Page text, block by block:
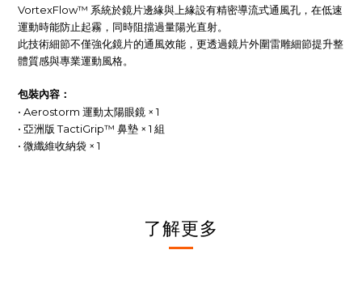
VortexFlow™ 系統於鏡片邊緣與上緣設有精密導流式通風孔，在低速
運動時能防止起霧，同時阻擋過量陽光直射。
此技術細節不僅強化鏡片的通風效能，更透過鏡片外圍雷雕細節提升整
體質感與專業運動風格。
包裝內容：
• Aerostorm 運動太陽眼鏡 × 1
• 亞洲版 TactiGrip™ 鼻墊 × 1 組
• 微纖維收納袋 × 1
了解更多